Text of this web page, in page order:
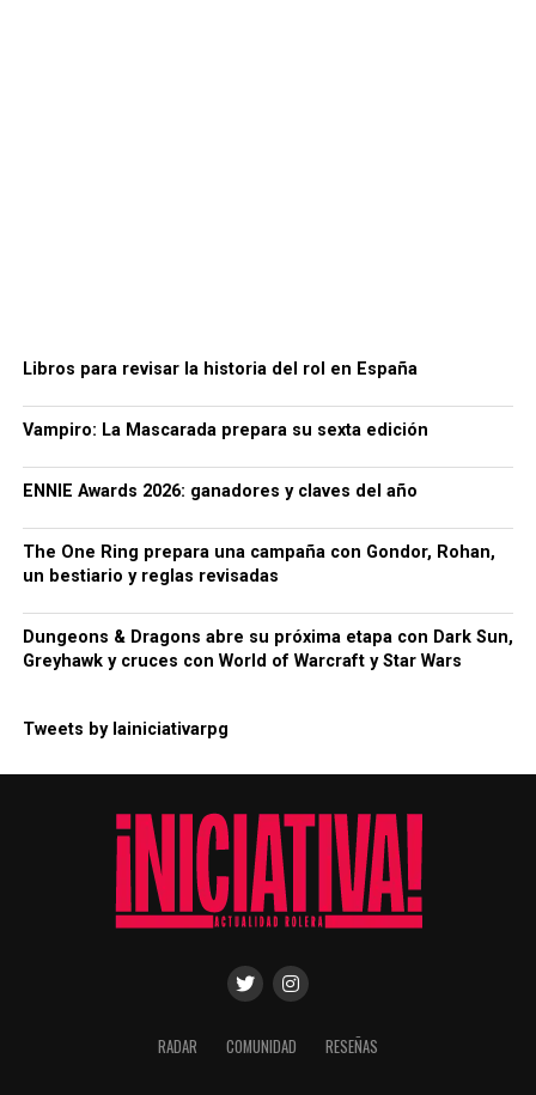
Libros para revisar la historia del rol en España
Vampiro: La Mascarada prepara su sexta edición
ENNIE Awards 2026: ganadores y claves del año
The One Ring prepara una campaña con Gondor, Rohan,
un bestiario y reglas revisadas
Dungeons & Dragons abre su próxima etapa con Dark Sun,
Greyhawk y cruces con World of Warcraft y Star Wars
Tweets by lainiciativarpg
RADAR COMUNIDAD RESEÑAS